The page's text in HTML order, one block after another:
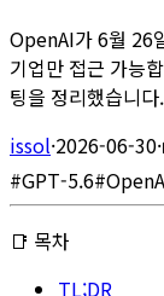
OpenAI가 6월 26
기업만 접근 가능
팅을 정리했습니다.
issol·2026-06-30·
#GPT-5.6#
📑 목차
TL;DR